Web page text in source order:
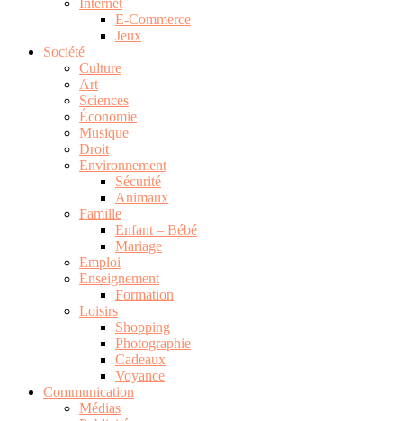
Internet
E-Commerce
Jeux
Société
Culture
Art
Sciences
Économie
Musique
Droit
Environnement
Sécurité
Animaux
Famille
Enfant – Bébé
Mariage
Emploi
Enseignement
Formation
Loisirs
Shopping
Photographie
Cadeaux
Voyance
Communication
Médias